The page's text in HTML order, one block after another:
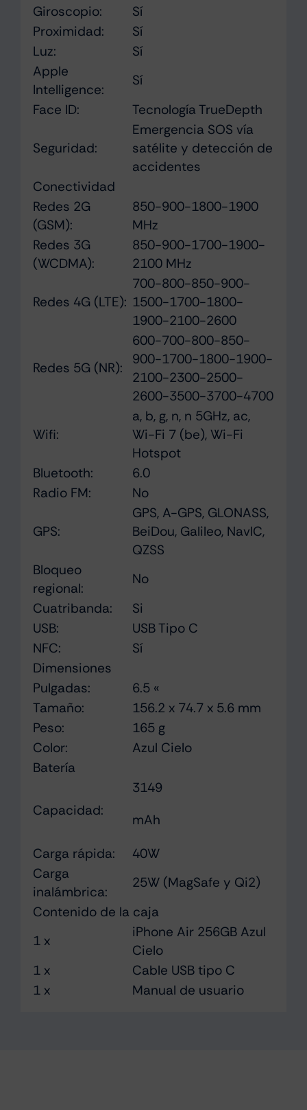
Giroscopio:
Sí
Proximidad:
Sí
Luz:
Sí
Apple
Intelligence:
Sí
Face ID:
Tecnología TrueDepth
Seguridad:
Emergencia SOS vía
satélite y detección de
accidentes
Conectividad
Redes 2G
(GSM):
850-900-1800-1900
MHz
Redes 3G
(WCDMA):
850-900-1700-1900-
2100 MHz
Redes 4G (LTE):
700-800-850-900-
1500-1700-1800-
1900-2100-2600
Redes 5G (NR):
600-700-800-850-
900-1700-1800-1900-
2100-2300-2500-
2600-3500-3700-4700
Wifi:
a, b, g, n, n 5GHz, ac,
Wi-Fi 7 (be), Wi-Fi
Hotspot
Bluetooth:
6.0
Radio FM:
No
GPS:
GPS, A-GPS, GLONASS,
BeiDou, Galileo, NavIC,
QZSS
Bloqueo
regional:
No
Cuatribanda:
Si
USB:
USB Tipo C
NFC:
Sí
Dimensiones
Pulgadas:
6.5 «
Tamaño:
156.2 x 74.7 x 5.6 mm
Peso:
165 g
Color:
Azul Cielo
Batería
Capacidad:
3149
mAh
Carga rápida:
40W
Carga
inalámbrica:
25W (MagSafe y Qi2)
Contenido de la caja
1 x
iPhone Air 256GB Azul
Cielo
1 x
Cable USB tipo C
1 x
Manual de usuario